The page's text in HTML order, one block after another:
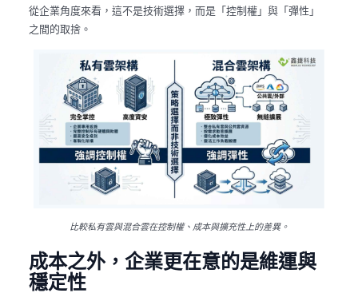
從企業角度來看，這不是技術選擇，而是「控制權」與「彈性」
之間的取捨。
比較私有雲與混合雲在控制權、成本與擴充性上的差異。
成本之外，企業更在意的是維運與
穩定性